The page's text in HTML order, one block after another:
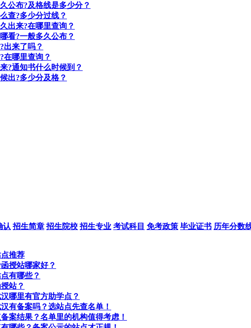
公布?及格线是多少分？
查?多少分过线？
出来?在哪里查询？
看?一般多久公布？
出来了吗？
在哪里查询？
?通知书什么时候到？
出?多少分及格？
认 招生简章 招生院校 招生专业 考试科目 免考政策 毕业证书 历年分数
推荐
授站哪家好？
有哪些？
站？
哪里有官方助学点？
有备案吗？选站点先查名单！
案结果？名单里的机构值得考虑！